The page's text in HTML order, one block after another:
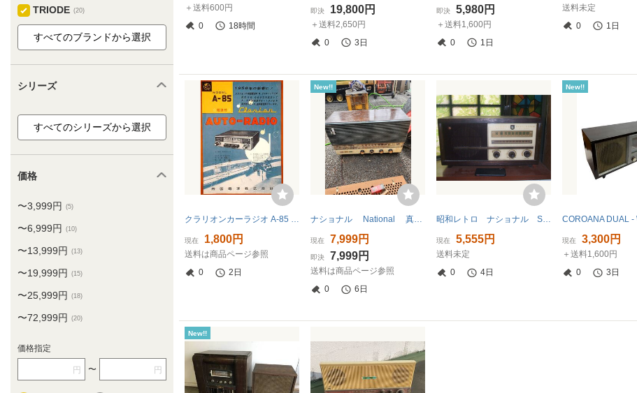
TRIODE (20)
シリーズ
価格
〜3,999円 (5)
〜6,999円 (10)
〜13,999円 (13)
〜19,999円 (15)
〜25,999円 (18)
〜72,999円 (20)
価格指定
円 〜 円
＋送料600円
0
18時間
即決 19,800円
＋送料2,650円
0
3日
即決 5,980円
＋送料1,600円
0
1日
送料未定
0
1日
クラリオンカーラジオ A-85 5球短波付 帝国電波(株) チラシ1枚 1958年 検:車載ラジオ オールウェーブ タクシーナイター中継 真空管ラジオ
現在 1,800円
送料は商品ページ参照
0
2日
New!!
ナショナル National 真空管ラジオ 昭和レトロ アンティーク ラジオ レトロ 真空管 通電OK 即決
現在 7,999円
即決 7,999円
送料は商品ページ参照
0
6日
昭和レトロ ナショナル SL-220 真空管マジックスーパーラジオ 通電確認済
現在 5,555円
送料未定
0
4日
New!!
現在 3,300円
＋送料1,600円
0
3日
New!!